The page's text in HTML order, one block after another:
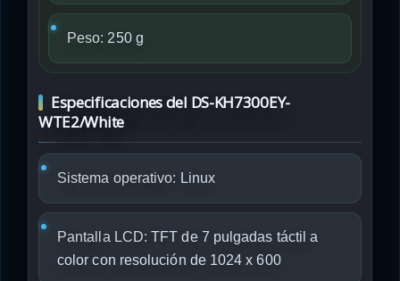
Peso: 250 g
Especificaciones del DS-KH7300EY-
WTE2/White
Sistema operativo: Linux
Pantalla LCD: TFT de 7 pulgadas táctil a
color con resolución de 1024 x 600